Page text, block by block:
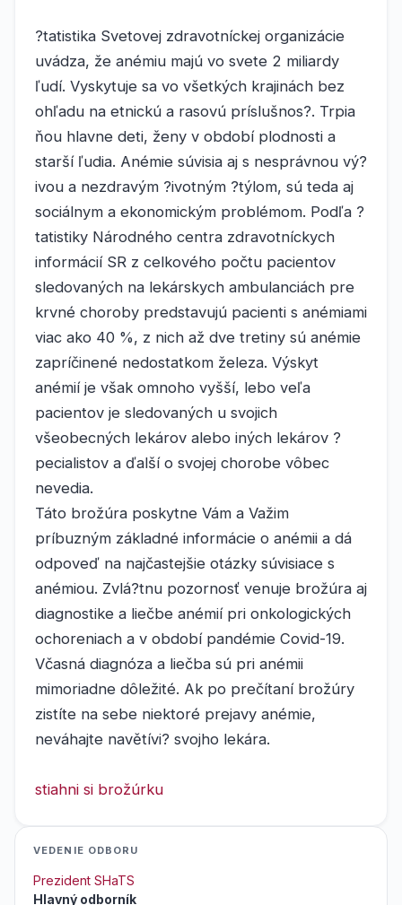
?tatistika Svetovej zdravotníckej organizácie
uvádza, že anémiu majú vo svete 2 miliardy
ľudí. Vyskytuje sa vo všetkých krajinách bez
ohľadu na etnickú a rasovú príslušnos?. Trpia
ňou hlavne deti, ženy v období plodnosti a
starší ľudia. Anémie súvisia aj s nesprávnou vý?
ivou a nezdravým ?ivotným ?týlom, sú teda aj
sociálnym a ekonomickým problémom. Podľa ?
tatistiky Národného centra zdravotníckych
informácií SR z celkového počtu pacientov
sledovaných na lekárskych ambulanciách pre
krvné choroby predstavujú pacienti s anémiami
viac ako 40 %, z nich až dve tretiny sú anémie
zapríčinené nedostatkom železa. Výskyt
anémií je však omnoho vyšší, lebo veľa
pacientov je sledovaných u svojich
všeobecných lekárov alebo iných lekárov ?
pecialistov a ďalší o svojej chorobe vôbec
nevedia.
Táto brožúra poskytne Vám a Važim
príbuzným základné informácie o anémii a dá
odpoveď na najčastejšie otázky súvisiace s
anémiou. Zvlá?tnu pozornosť venuje brožúra aj
diagnostike a liečbe anémií pri onkologických
ochoreniach a v období pandémie Covid-19.
Včasná diagnóza a liečba sú pri anémii
mimoriadne dôležité. Ak po prečítaní brožúry
zistíte na sebe niektoré prejavy anémie,
neváhajte navětívi? svojho lekára.
stiahni si brožúrku
VEDENIE ODBORU
Prezident SHaTS
Hlavný odborník